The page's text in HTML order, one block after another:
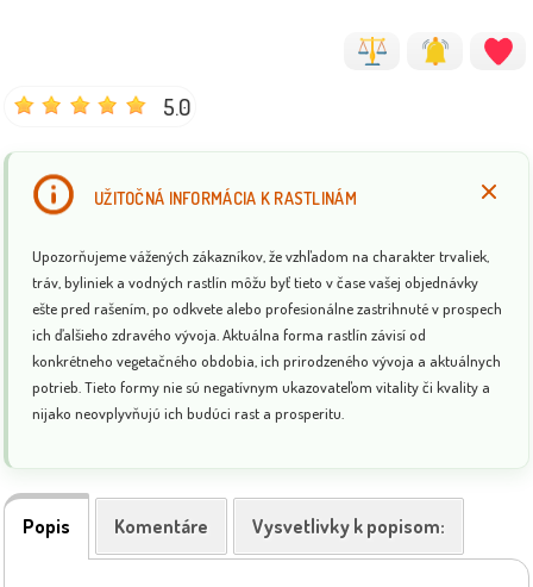
5.0
UŽITOČNÁ INFORMÁCIA K RASTLINÁM
Upozorňujeme vážených zákazníkov, že vzhľadom na charakter trvaliek,
tráv, byliniek a vodných rastlín môžu byť tieto v čase vašej objednávky
ešte pred rašením, po odkvete alebo profesionálne zastrihnuté v prospech
ich ďalšieho zdravého vývoja. Aktuálna forma rastlín závisí od
konkrétneho vegetačného obdobia, ich prirodzeného vývoja a aktuálnych
potrieb. Tieto formy nie sú negatívnym ukazovateľom vitality či kvality a
nijako neovplyvňujú ich budúci rast a prosperitu.
Popis Komentáre Vysvetlivky k popisom: